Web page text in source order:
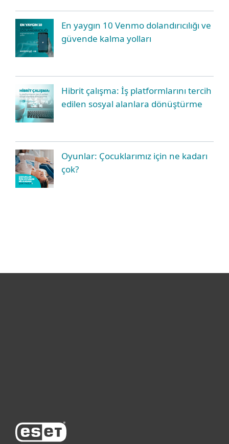
En yaygın 10 Venmo dolandırıcılığı ve
güvende kalma yolları
Hibrit çalışma: İş platformlarını tercih
edilen sosyal alanlara dönüştürme
Oyunlar: Çocuklarımız için ne kadarı
çok?